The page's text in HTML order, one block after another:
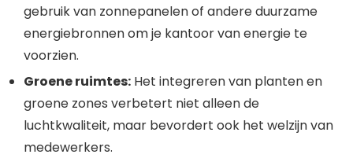
gebruik van zonnepanelen of andere duurzame
energiebronnen om je kantoor van energie te
voorzien.
Groene ruimtes: Het integreren van planten en
groene zones verbetert niet alleen de
luchtkwaliteit, maar bevordert ook het welzijn van
medewerkers.